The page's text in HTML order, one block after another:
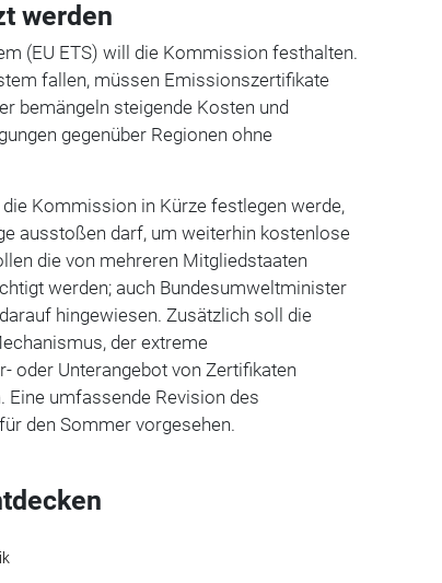
werden
(EU ETS) will die Kommission festhalten.
fallen, müssen Emissionszertifikate
bemängeln steigende Kosten und
gegenüber Regionen ohne
Kommission in Kürze festlegen werde,
ausstoßen darf, um weiterhin kostenlose
die von mehreren Mitgliedstaaten
werden; auch Bundesumweltminister
hingewiesen. Zusätzlich soll die
der extreme
oder Unterangebot von Zertifikaten
umfassende Revision des
den Sommer vorgesehen.